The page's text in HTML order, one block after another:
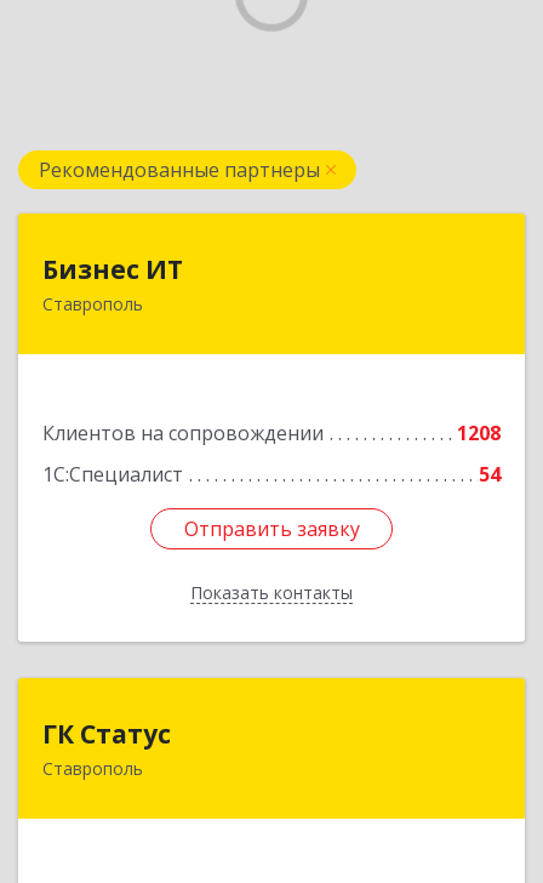
Рекомендованные партнеры
Бизнес ИТ
Ставрополь
Клиентов на сопровождении
1208
1С:Специалист
54
Отправить заявку
Показать контакты
355035, Ставропольский край, Ставрополь г, 1
Отправить заявку
Назад
ГК Статус
Ставрополь
355002, Ставропольский край, Ставрополь г,